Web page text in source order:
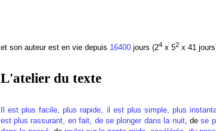
et son auteur est en vie depuis 16400jours (24x 52x 41
L'atelier du texte
Il est plus facile, plus rapide, il est plus simple, plus
est plus rassurant, en fait, de se plonger dans la nuit, dese